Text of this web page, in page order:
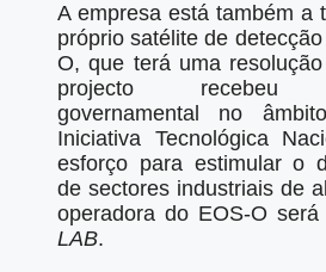
A empresa está também a
próprio satélite de
O, que terá uma
projecto recebeu
governamental no
Iniciativa Tecnológica
esforço para estimular o
de sectores industriais de
operadora do EOS-O
LAB.